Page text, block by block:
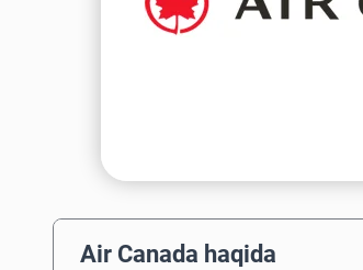
Air Canada haqida